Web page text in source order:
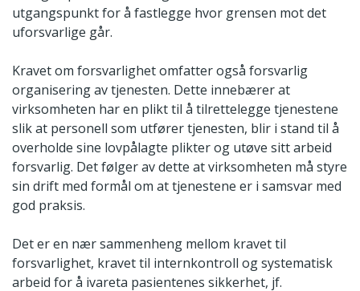
utgangspunkt for å fastlegge hvor grensen mot det
uforsvarlige går.
Kravet om forsvarlighet omfatter også forsvarlig
organisering av tjenesten. Dette innebærer at
virksomheten har en plikt til å tilrettelegge tjenestene
slik at personell som utfører tjenesten, blir i stand til å
overholde sine lovpålagte plikter og utøve sitt arbeid
forsvarlig. Det følger av dette at virksomheten må styre
sin drift med formål om at tjenestene er i samsvar med
god praksis.
Det er en nær sammenheng mellom kravet til
forsvarlighet, kravet til internkontroll og systematisk
arbeid for å ivareta pasientenes sikkerhet, jf.